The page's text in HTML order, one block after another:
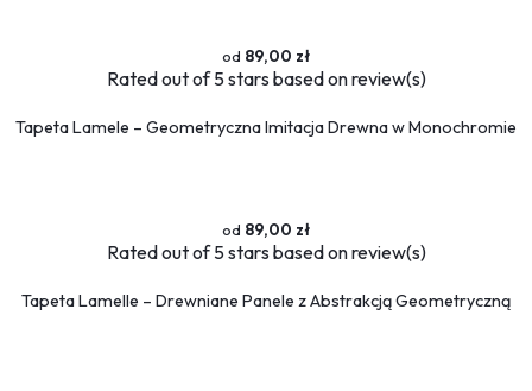
89,00 zł
Ratedout of 5 stars based onreview(s)
Tapeta Lamele – Geometryczna Imitacja Drewna w Monochromie
89,00 zł
Ratedout of 5 stars based onreview(s)
Tapeta Lamelle – Drewniane Panele z Abstrakcją Geometryczną